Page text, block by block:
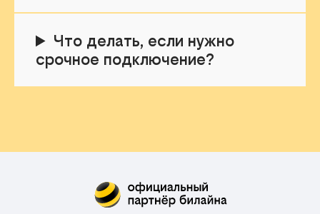
Что делать, если нужно
срочное подключение?